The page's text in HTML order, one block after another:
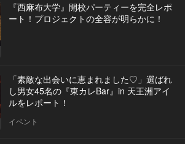
『西麻布大学』開校パーティーを完全レポ
ート！プロジェクトの全容が明らかに！
「素敵な出会いに恵まれました♡」選ばれ
し男女45名の『東カレBar』in 天王洲アイ
ルをレポート！
イベント